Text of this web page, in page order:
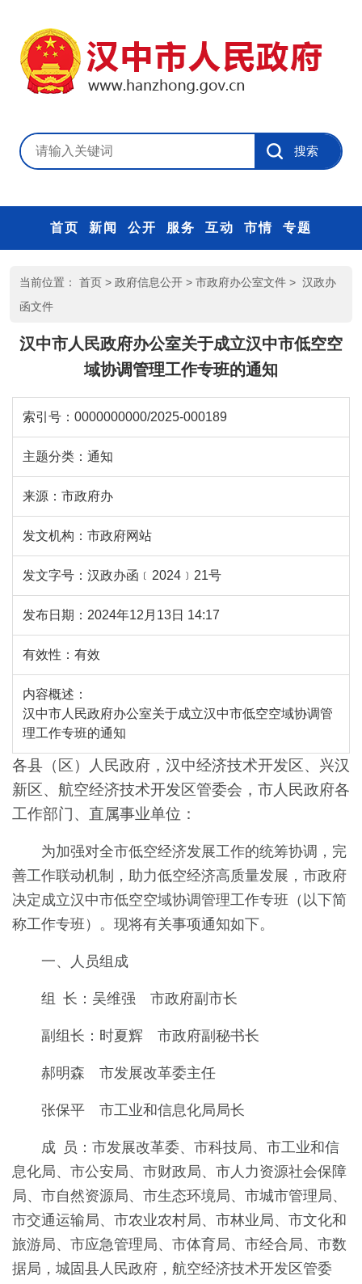
首页 新闻 公开 服务 互动 市情 专题
当前位置： 首页 > 政府信息公开 > 市政府办公室文件 > 汉政办
函文件
汉中市人民政府办公室关于成立汉中市低空空
域协调管理工作专班的通知
索引号： 0000000000/2025-000189
主题分类： 通知
来源： 市政府办
发文机构： 市政府网站
发文字号： 汉政办函﹝2024﹞21号
发布日期： 2024年12月13日 14:17
有效性： 有效
内容概述：
汉中市人民政府办公室关于成立汉中市低空空域协调管
理工作专班的通知
各县（区）人民政府，汉中经济技术开发区、兴汉
新区、航空经济技术开发区管委会，市人民政府各
工作部门、直属事业单位：
为加强对全市低空经济发展工作的统筹协调，完
善工作联动机制，助力低空经济高质量发展，市政府
决定成立汉中市低空空域协调管理工作专班（以下简
称工作专班）。现将有关事项通知如下。
一、人员组成
组 长：吴维强 市政府副市长
副组长：时夏辉 市政府副秘书长
郝明森 市发展改革委主任
张保平 市工业和信息化局局长
成 员：市发展改革委、市科技局、市工业和信
息化局、市公安局、市财政局、市人力资源社会保障
局、市自然资源局、市生态环境局、市城市管理局、
市交通运输局、市农业农村局、市林业局、市文化和
旅游局、市应急管理局、市体育局、市经合局、市数
据局，城固县人民政府，航空经济技术开发区管委